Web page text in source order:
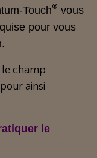
Touch® vous
pour vous
le champ
ainsi
le